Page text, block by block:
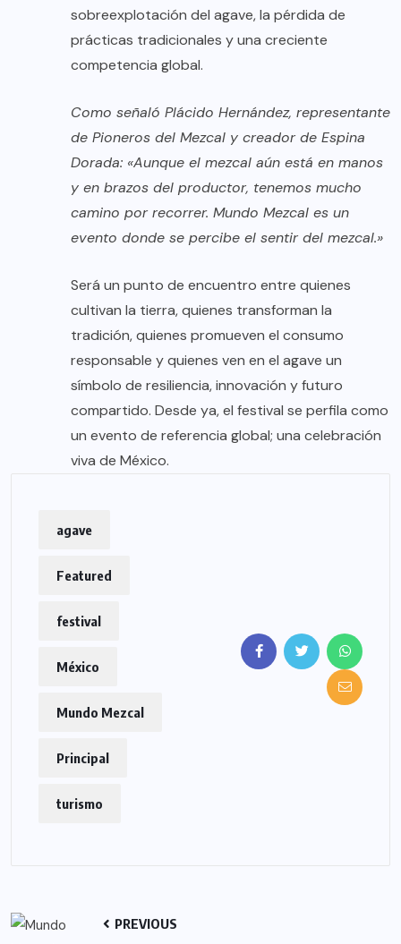
sobreexplotación del agave, la pérdida de
prácticas tradicionales y una creciente
competencia global.
Como señaló Plácido Hernández, representante
de Pioneros del Mezcal y creador de Espina
Dorada: «Aunque el mezcal aún está en manos
y en brazos del productor, tenemos mucho
camino por recorrer. Mundo Mezcal es un
evento donde se percibe el sentir del mezcal.»
Será un punto de encuentro entre quienes
cultivan la tierra, quienes transforman la
tradición, quienes promueven el consumo
responsable y quienes ven en el agave un
símbolo de resiliencia, innovación y futuro
compartido. Desde ya, el festival se perfila como
un evento de referencia global; una celebración
viva de México.
agave
Featured
festival
México
Mundo Mezcal
Principal
turismo
PREVIOUS